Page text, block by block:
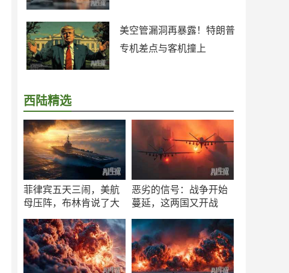
美空管漏洞再暴露！特朗普
专机差点与客机撞上
西陆精选
菲律宾五天三闹，美航
母压阵，布林肯说了大
恶劣的信号：战争开始
蔓延，这两国又开战